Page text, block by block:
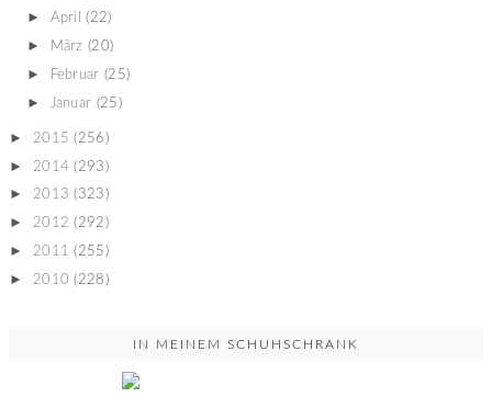
► April (22)
► März (20)
► Februar (25)
► Januar (25)
► 2015 (256)
► 2014 (293)
► 2013 (323)
► 2012 (292)
► 2011 (255)
► 2010 (228)
IN MEINEM SCHUHSCHRANK